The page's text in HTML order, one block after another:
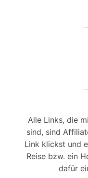
Alle Links, die
sind, sind
Link klickst und
Reise bzw. ein
dafür